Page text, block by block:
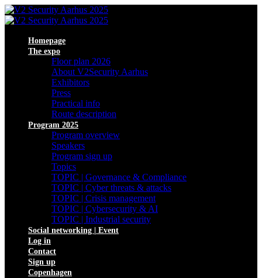
Homepage
The expo
Floor plan 2026
About V2Security Aarhus
Exhibitors
Press
Practical info
Route description
Program 2025
Program overview
Speakers
Program sign up
Topics
TOPIC | Governance & Compliance
TOPIC | Cyber threats & attacks
TOPIC | Crisis management
TOPIC | Cybersecurity & AI
TOPIC | Industrial security
Social networking | Event
Log in
Contact
Sign up
Copenhagen